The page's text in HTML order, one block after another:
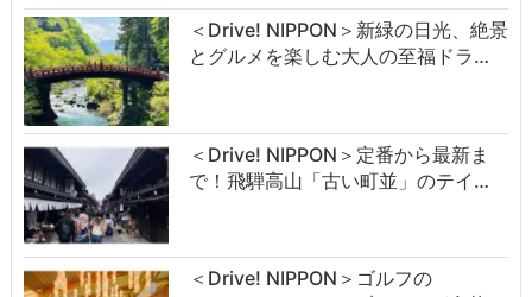
＜Drive! NIPPON＞新緑の日光、絶景
とグルメを楽しむ大人の至福ドラ…
＜Drive! NIPPON＞定番から最新ま
で！飛騨高山「古い町並」のテイ…
＜Drive! NIPPON＞ゴルフの